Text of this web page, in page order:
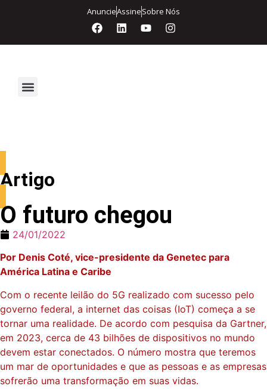
AnuncieAssineSobre Nós
Artigo
O futuro chegou
24/01/2022
Por Denis Coté, vice-presidente da Genetec para
América Latina e Caribe
Com o recente leilão do 5G realizado com sucesso pelo
governo federal, a internet das coisas (IoT) começa a se
tornar uma realidade. De acordo com pesquisa da Gartner,
em 2023, cerca de 43 bilhões de dispositivos no mundo
devem estar conectados. O número mostra que teremos
um mar de oportunidades e que as pessoas e as empresas
sofrerão uma transformação em suas vidas.